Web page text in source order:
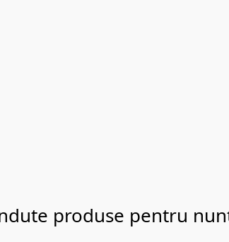
produse pentru